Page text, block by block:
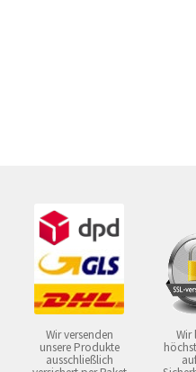
Wir versenden
unsere Produkte
ausschließlich
Wir